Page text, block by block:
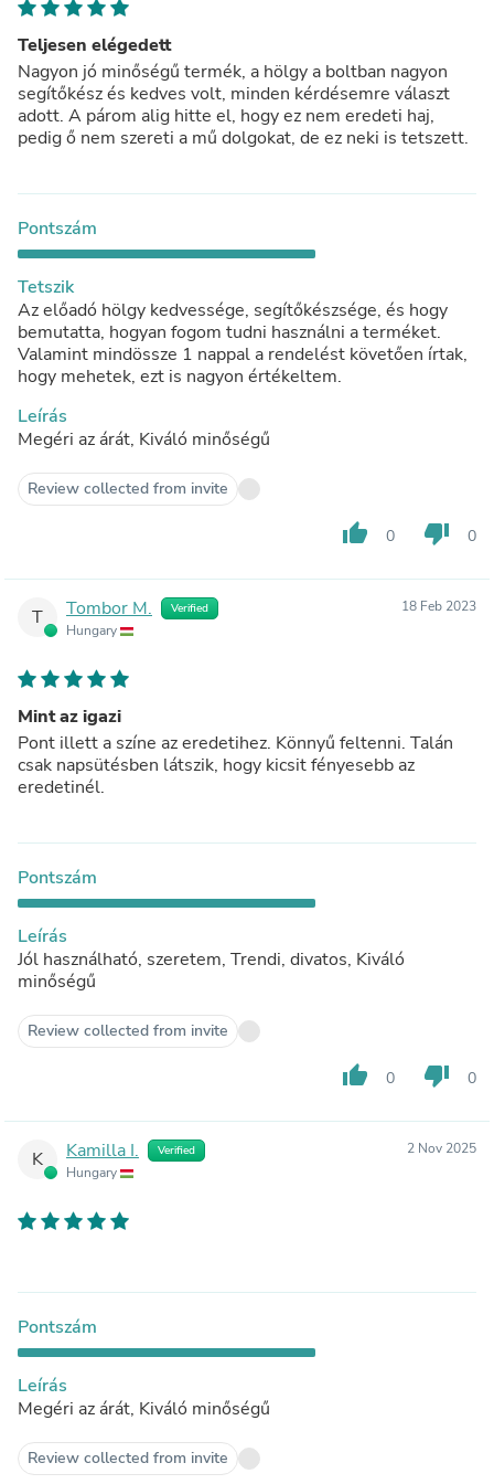
Teljesen elégedett
Nagyon jó minőségű termék, a hölgy a boltban nagyon
segítőkész és kedves volt, minden kérdésemre választ
adott. A párom alig hitte el, hogy ez nem eredeti haj,
pedig ő nem szereti a mű dolgokat, de ez neki is tetszett.
Pontszám
Tetszik
Az előadó hölgy kedvessége, segítőkészsége, és hogy
bemutatta, hogyan fogom tudni használni a terméket.
Valamint mindössze 1 nappal a rendelést követően írtak,
hogy mehetek, ezt is nagyon értékeltem.
Leírás
Megéri az árát, Kiváló minőségű
Review collected from invite
thumb_up 0 thumb_down 0
T Tombor M. Verified
Hungary
18 Feb 2023
Mint az igazi
Pont illett a színe az eredetihez. Könnyű feltenni. Talán
csak napsütésben látszik, hogy kicsit fényesebb az
eredetinél.
Pontszám
Leírás
Jól használható, szeretem, Trendi, divatos, Kiváló
minőségű
Review collected from invite
thumb_up 0 thumb_down 0
K Kamilla I. Verified
Hungary
2 Nov 2025
Pontszám
Leírás
Megéri az árát, Kiváló minőségű
Review collected from invite